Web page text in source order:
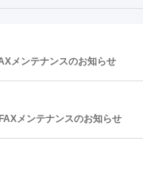
メンテナンスのお知らせ
メンテナンスのお知らせ